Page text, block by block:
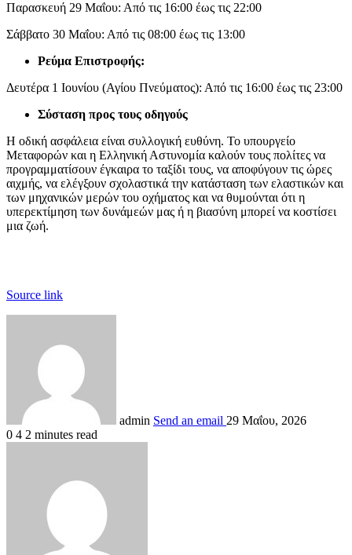
Παρασκευή 29 Μαΐου: Από τις 16:00 έως τις 22:00
Σάββατο 30 Μαΐου: Από τις 08:00 έως τις 13:00
Ρεύμα Επιστροφής:
Δευτέρα 1 Ιουνίου (Αγίου Πνεύματος): Από τις 16:00 έως τις 23:00
Σύσταση προς τους οδηγούς
Η οδική ασφάλεια είναι συλλογική ευθύνη. Το υπουργείο
Μεταφορών και η Ελληνική Αστυνομία καλούν τους πολίτες να
προγραμματίσουν έγκαιρα το ταξίδι τους, να αποφύγουν τις ώρες
αιχμής, να ελέγξουν σχολαστικά την κατάσταση των ελαστικών και
των μηχανικών μερών του οχήματος και να θυμούνται ότι η
υπερεκτίμηση των δυνάμεών μας ή η βιασύνη μπορεί να κοστίσει
μια ζωή.
Source link
admin Send an email 29 Μαΐου, 2026
0 4 2 minutes read